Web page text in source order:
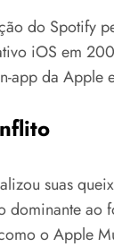
do Spotify
iOS em
app da Apple
suas
dominante ao
o Apple